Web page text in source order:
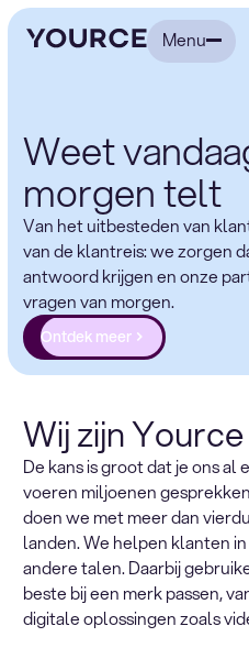
Menu
Weet
morgen telt
Van het uitbesteden van
van de klantreis: we zorgen
antwoord krijgen en onze
vragen van morgen.
Ontdek meer
Wij zijn Yource
De kans is groot dat je ons al
voeren miljoenen
doen we met meer dan
landen. We helpen klanten
andere talen. Daarbij
beste bij een merk passen,
digitale oplossingen zoals